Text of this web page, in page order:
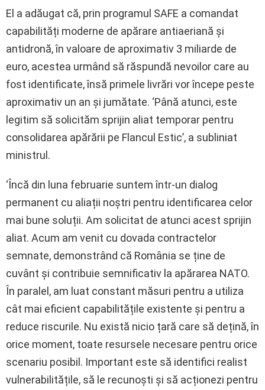
El a adăugat că, prin programul SAFE a comandat
capabilități moderne de apărare antiaeriană și
antidronă, în valoare de aproximativ 3 miliarde de
euro, acestea urmând să răspundă nevoilor care au
fost identificate, însă primele livrări vor începe peste
aproximativ un an și jumătate. ‘Până atunci, este
legitim să solicităm sprijin aliat temporar pentru
consolidarea apărării pe Flancul Estic’, a subliniat
ministrul.
‘Încă din luna februarie suntem într-un dialog
permanent cu aliații noștri pentru identificarea celor
mai bune soluții. Am solicitat de atunci acest sprijin
aliat. Acum am venit cu dovada contractelor
semnate, demonstrând că România se ține de
cuvânt și contribuie semnificativ la apărarea NATO.
În paralel, am luat constant măsuri pentru a utiliza
cât mai eficient capabilitățile existente și pentru a
reduce riscurile. Nu există nicio țară care să dețină, în
orice moment, toate resursele necesare pentru orice
scenariu posibil. Important este să identifici realist
vulnerabilitățile, să le recunoști și să acționezi pentru